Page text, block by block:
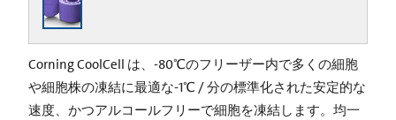
Corning CoolCell は、-80℃のフリーザー内で多くの細胞
や細胞株の凍結に最適な-1℃ / 分の標準化された安定的な
速度、かつアルコールフリーで細胞を凍結します。均一